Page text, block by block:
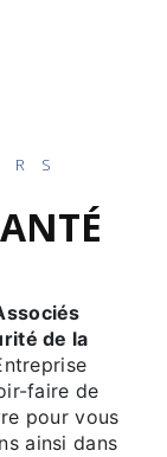
de la
faire de
pour vous
ainsi dans